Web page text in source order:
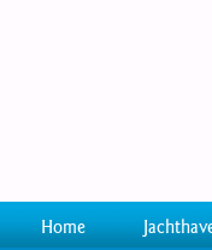
Home